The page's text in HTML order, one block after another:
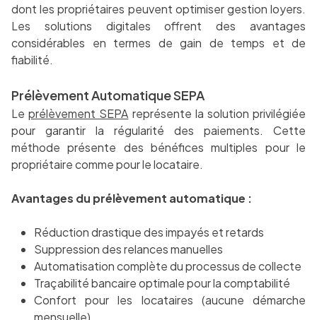
dont les propriétaires peuvent optimiser gestion loyers.
Les solutions digitales offrent des avantages
considérables en termes de gain de temps et de
fiabilité.
Prélèvement Automatique SEPA
Leprélèvement SEPA représente la solution privilégiée
pour garantir la régularité des paiements. Cette
méthode présente des bénéfices multiples pour le
propriétaire comme pour le locataire.
Avantages du prélèvement automatique :
Réduction drastique des impayés et retards
Suppression des relances manuelles
Automatisation complète du processus de collecte
Traçabilité bancaire optimale pour la comptabilité
Confort pour les locataires (aucune démarche
mensuelle)